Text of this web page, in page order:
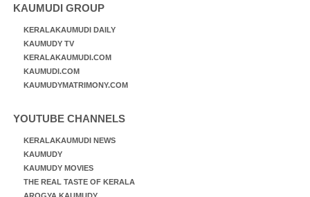
KAUMUDI GROUP
KERALAKAUMUDI DAILY
KAUMUDY TV
KERALAKAUMUDI.COM
KAUMUDI.COM
KAUMUDYMATRIMONY.COM
YOUTUBE CHANNELS
KERALAKAUMUDI NEWS
KAUMUDY
KAUMUDY MOVIES
THE REAL TASTE OF KERALA